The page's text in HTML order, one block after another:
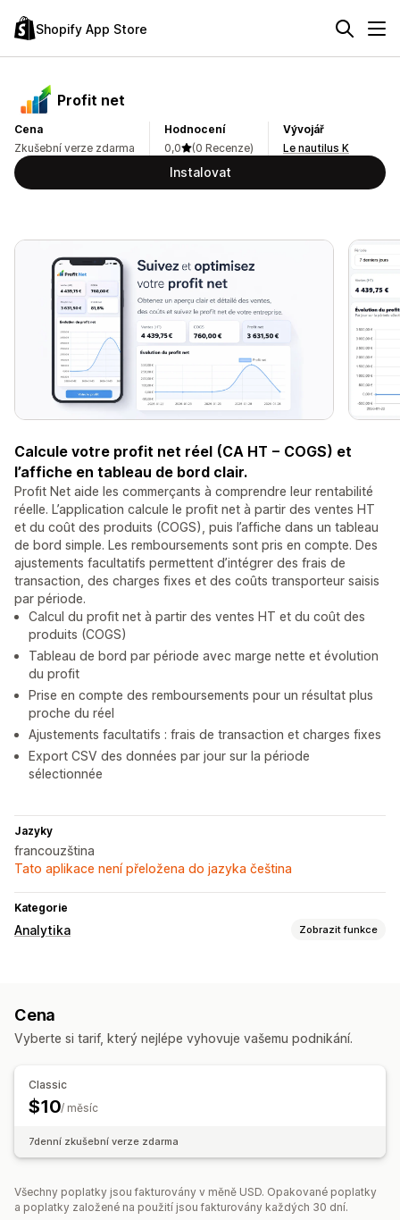
Shopify App Store
Profit net
Cena
Zkušební verze zdarma
Hodnocení
0,0
(0 Recenze)
Vývojář
Le nautilus K
Instalovat
Calcule votre profit net réel (CA HT − COGS) et
l’affiche en tableau de bord clair.
Profit Net aide les commerçants à comprendre leur rentabilité
réelle. L’application calcule le profit net à partir des ventes HT
et du coût des produits (COGS), puis l’affiche dans un tableau
de bord simple. Les remboursements sont pris en compte. Des
ajustements facultatifs permettent d’intégrer des frais de
transaction, des charges fixes et des coûts transporteur saisis
par période.
Calcul du profit net à partir des ventes HT et du coût des
produits (COGS)
Tableau de bord par période avec marge nette et évolution
du profit
Prise en compte des remboursements pour un résultat plus
proche du réel
Ajustements facultatifs : frais de transaction et charges fixes
Export CSV des données par jour sur la période
sélectionnée
Jazyky
francouzština
Tato aplikace není přeložena do jazyka čeština
Kategorie
Analytika Zobrazit funkce
Cena
Vyberte si tarif, který nejlépe vyhovuje vašemu podnikání.
Classic
$10/ měsíc
7denní zkušební verze zdarma
Všechny poplatky jsou fakturovány v měně USD. Opakované poplatky
a poplatky založené na použití jsou fakturovány každých 30 dní.